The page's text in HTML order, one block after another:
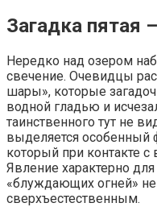
Загадка пятая
Нередко над озером
свечение. Очевидцы
шары», которые
водной гладью и
таинственного тут не
выделяется особенный
который при контакте с
Явление характерно
«блуждающих огней» не
сверхъестественным.